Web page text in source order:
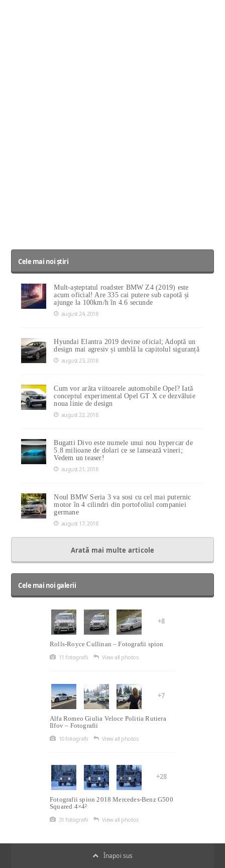
Cele mai noi știri
Mult-așteptatul roadster BMW Z4 (2019) este
acum oficial! Are 335 cai putere sub capotă și
ajunge la 100km/h în 4.6 secunde
august 24, 2018
Hyundai Elantra 2019 devine oficial; Adoptă un
design mai agresiv și umblă la capitolul siguranță
august 23, 2018
Cum vor arăta viitoarele automobile Opel? Iată
conceptul experimental Opel GT X ce dezvăluie
noua linie de design
august 22, 2018
Bugatti Divo este numele unui nou hypercar de
5.8 milioane de dolari ce se lansează vineri;
Vedem un teaser!
august 21, 2018
Noul BMW Seria 3 va sosi cu cel mai puternic
motor în 4 cilindri din portofoliul companiei
germane
august 17, 2018
Arată mai multe articole
Cele mai noi galerii
+8
Rolls-Royce Cullinan – Fotografii spion
11 fotografii
View all photos
+7
Alfa Romeo Giulia Veloce Politia Rutiera
Ilfov – Fotografii
10 fotografii
View all photos
+28
Fotografii spion 2018 Mercedes-Benz G500
Squared 4×4²
31 fotografii
View all photos
Înapoi sus